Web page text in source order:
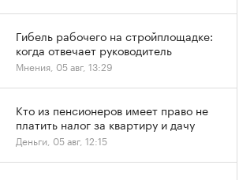
Гибель рабочего на стройплощадке:
когда отвечает руководитель
Мнения, 05 авг, 13:29
Кто из пенсионеров имеет право не
платить налог за квартиру и дачу
Деньги, 05 авг, 12:15